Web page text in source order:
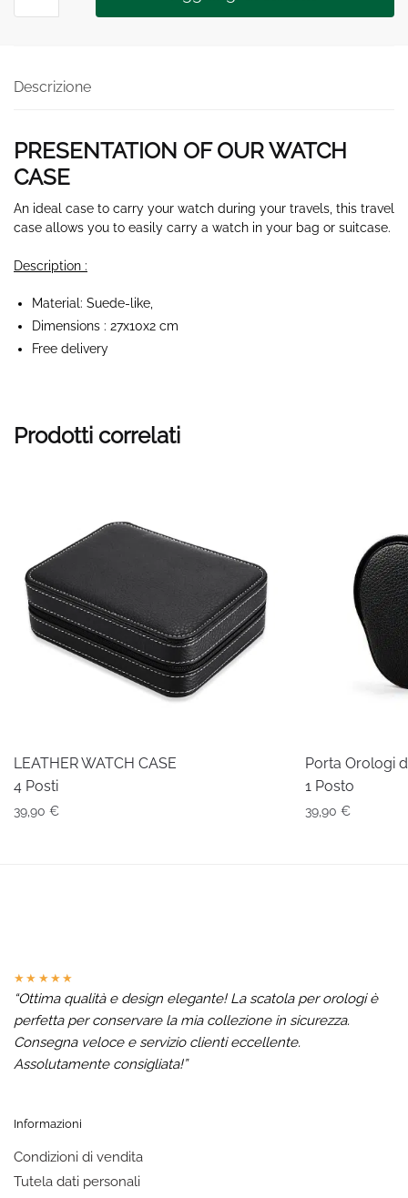
Descrizione
PRESENTATION OF OUR WATCH
CASE
An ideal case to carry your watch during your travels, this travel
case allows you to easily carry a watch in your bag or suitcase.
Description :
Material: Suede-like,
Dimensions : 27x10x2 cm
Free delivery
Prodotti correlati
LEATHER WATCH CASE
4 Posti
39,90 €
Porta Orologi
1 Posto
39,90 €
★★★★★
“Ottima qualità e design elegante! La scatola per orologi è
perfetta per conservare la mia collezione in sicurezza.
Consegna veloce e servizio clienti eccellente.
Assolutamente consigliata!”
Informazioni
Condizioni di vendita
Tutela dati personali